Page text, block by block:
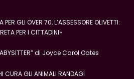
PER GLI OVER 70, L’ASSESSORE OLIVETTI:
PER I CITTADINI»
di Joyce Carol Oates
CURA GLI ANIMALI RANDAGI